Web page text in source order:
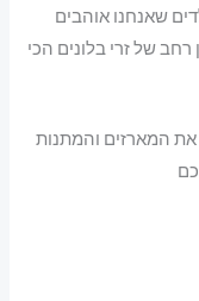
שאנחנו אוהבים
של זרי בלונים הכי
המארזים והמתנות